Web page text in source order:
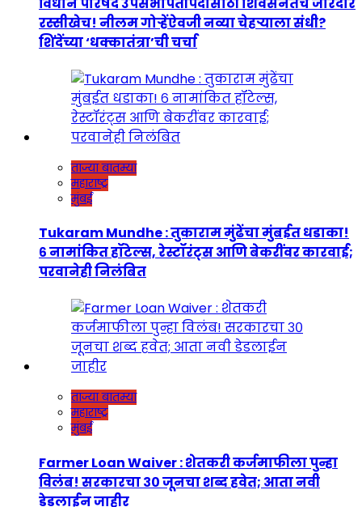
रस्सीखेच! नीलम गोऱ्हेंऐवजी नव्या चेहऱ्याला संधी?
शिंदेंच्या ‘धक्कातंत्रा’ची चर्चा
ताज्या बातम्या
महाराष्ट्र
मुंबई
Tukaram Mundhe : तुकाराम मुंढेंचा मुंबईत धडाका!
६ नामांकित हॉटेल्स, रेस्टॉरंट्स आणि बेकरींवर कारवाई;
परवानेही निलंबित
ताज्या बातम्या
महाराष्ट्र
मुंबई
Farmer Loan Waiver : शेतकरी कर्जमाफीला पुन्हा
विलंब! सरकारचा ३० जूनचा शब्द हवेत; आता नवी
डेडलाईन जाहीर